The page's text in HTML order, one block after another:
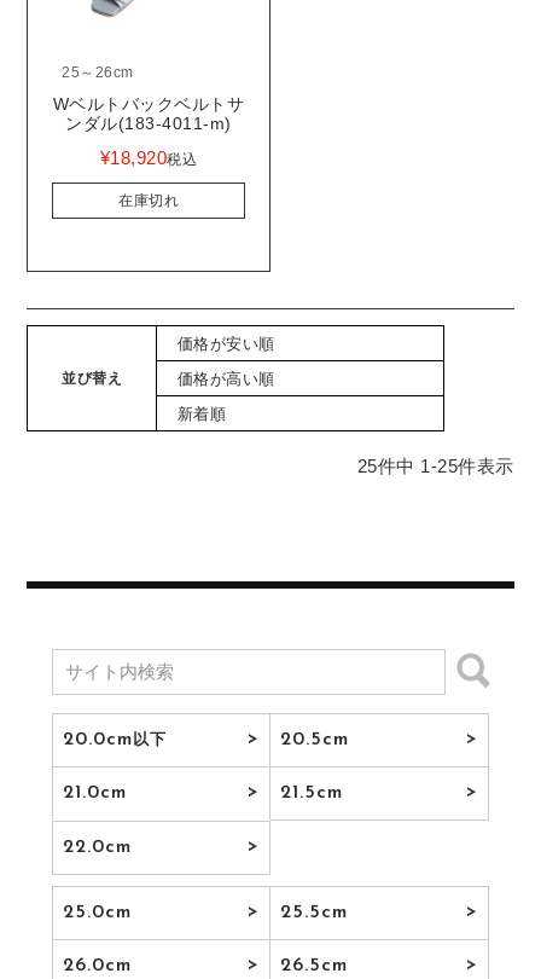
25～26cm
Wベルトバックベルトサ
ンダル(183-4011-m)
¥18,920税込
在庫切れ
並び替え
価格が安い順
価格が高い順
新着順
25件中 1-25件表示
20.0cm以下 20.5cm
21.0cm 21.5cm
22.0cm
25.0cm 25.5cm
26.0cm 26.5cm